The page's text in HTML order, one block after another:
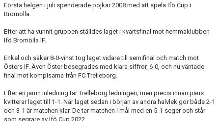
Första helgen i juli spenderade pojkar 2008 med att spela Ifö Cup i
Bromölla.
Efter att ha vunnit gruppen ställdes laget i kvartsfinal mot hemmaklubben
Ifö Bromölla IF.
Enkel och säker 8-0-vinst tog laget vidare till semifinal och match mot
Östers IF. Även Öster besegrades med klara siffror, 6-0, och nu väntade
final mot kompisarna från FC Trelleborg.
Efter en jämn inledning tar Trelleborg ledningen, men precis innan paus
kvitterar laget till 1-1. När laget sedan i början av andra halvlek gör både 2-1
och 3-1 är matchen klar. De tar matchen i mål med en 5-1-seger och står
som segrare av Ifö Cup 2022